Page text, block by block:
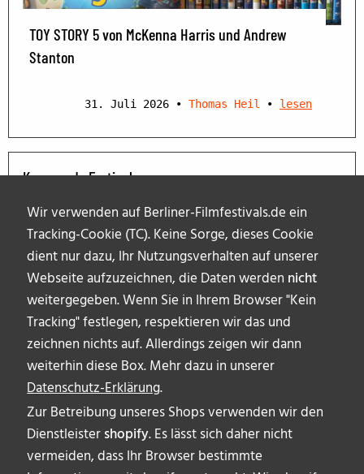
Wir verwenden auf Berliner-Filmfestivals.de ein
Tracking-Cookie (TC). Keine Sorge, dieses Cookie
dient nur dazu, Ihr Nutzungsverhalten auf unserer
Webseite aufzuzeichnen, die Daten werden nicht
weitergegeben. Wenn Sie in Ihrem Browser "Kein
Tracking" festlegen, respektieren wir das und
zeichnen nichts auf. Allerdings zeigen wir dann
weiterhin diese Box. Mehr dazu in unserer
Datenschutz-Erklärung.
Zur Betreibung unseres Shops verwenden wir den
Dienstleistershopify. Es lässt sich daher nicht
vermeiden, dass Ihr Browser bestimmte
TOY STORY 5 von McKenna Harris und Andrew
Stanton
31. Juli 2026 • Thomas Heil • lesen
Kommende Festivals